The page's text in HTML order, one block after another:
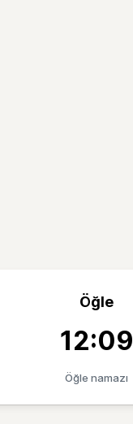
Öğle
12:09
Öğle namazı